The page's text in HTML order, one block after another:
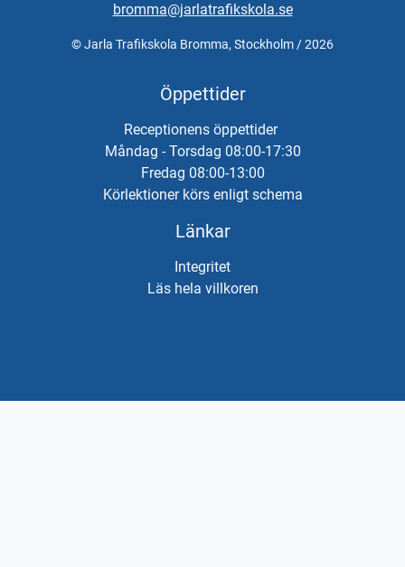
bromma@jarlatrafikskola.se
© Jarla Trafikskola Bromma, Stockholm / 2026
Öppettider
Receptionens öppettider
Måndag - Torsdag 08:00-17:30
Fredag 08:00-13:00
Körlektioner körs enligt schema
Länkar
Integritet
Läs hela villkoren